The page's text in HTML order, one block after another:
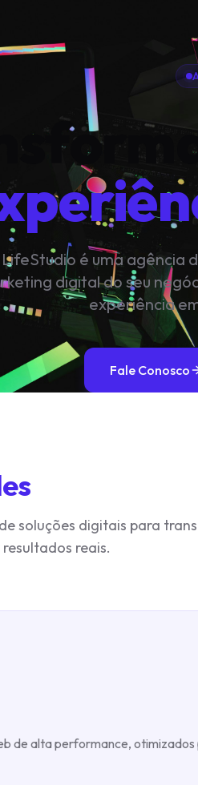
LifeStudio é uma agência
digital do seu
experiência
Fale Conosco
soluções digitais para
reais.
de alta performance,